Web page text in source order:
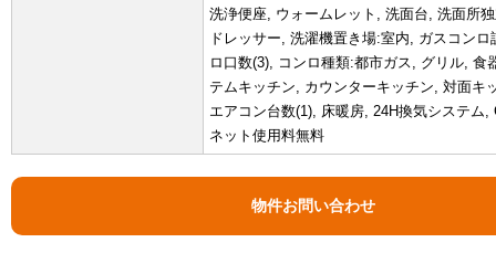
洗浄便座, ウォームレット, 洗面台, 洗面所
ドレッサー, 洗濯機置き場:室内, ガスコン
ロ口数(3), コンロ種類:都市ガス, グリル, 食
テムキッチン, カウンターキッチン, 対面キ
エアコン台数(1), 床暖房, 24H換気システム,
ネット使用料無料
物件お問い合わせ